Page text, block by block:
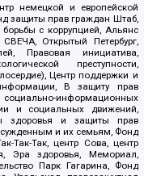
немецкой и европейской
защиты прав граждан Штаб,
с коррупцией, Альянс
Открытый Петербург,
Правовая инициатива,
преступности,
Центр поддержки и
В защиту прав
информационных
и социальных движений,
здоровья и защиты прав
и их семьям, Фонд
Так-Так, центр Сова, центр
Эра здоровья, Мемориал,
Парк Гагарина, Фонд